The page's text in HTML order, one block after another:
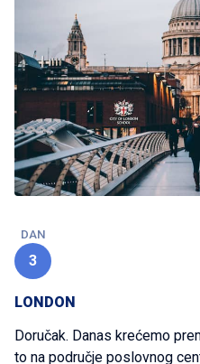
DAN
3
LONDON
Doručak. Danas krećemo
to na područje poslovnog